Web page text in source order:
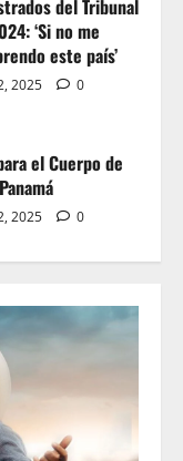
del Tribunal
‘Si no me
este país’
2025 0
el Cuerpo de
2025 0